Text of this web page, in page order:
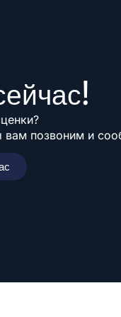
вам позвоним и